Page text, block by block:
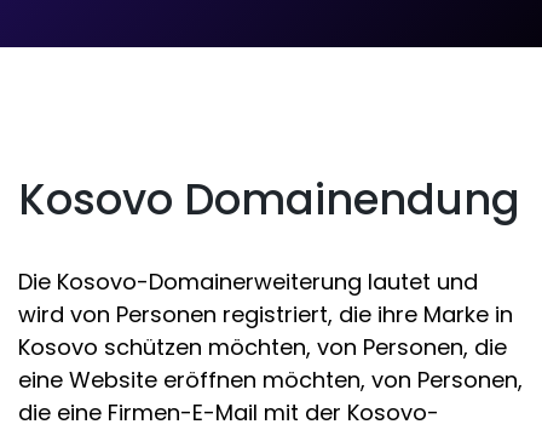
Kosovo Domainendung
Die Kosovo-Domainerweiterung lautet und
wird von Personen registriert, die ihre Marke in
Kosovo schützen möchten, von Personen, die
eine Website eröffnen möchten, von Personen,
die eine Firmen-E-Mail mit der Kosovo-